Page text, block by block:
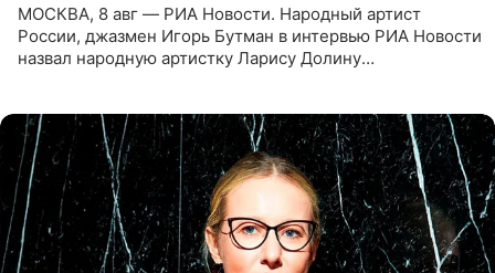
МОСКВА, 8 авг — РИА Новости. Народный артист
России, джазмен Игорь Бутман в интервью РИА Новости
назвал народную артистку Ларису Долину